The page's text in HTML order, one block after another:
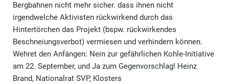
Bergbahnen nicht mehr sicher. dass ihnen nicht
irgendwelche Aktivisten rückwirkend durch das
Hintertörchen das Projekt (bspw. rückwirkendes
Beschneiungsverbot) vermiesen und verhindern können.
Wehret den Anfängen: Nein zur gefährlichen Kohle-Initiative
am 22. September, und Ja zum Gegenvorschlag! Heinz
Brand, Nationalrat SVP, Klosters